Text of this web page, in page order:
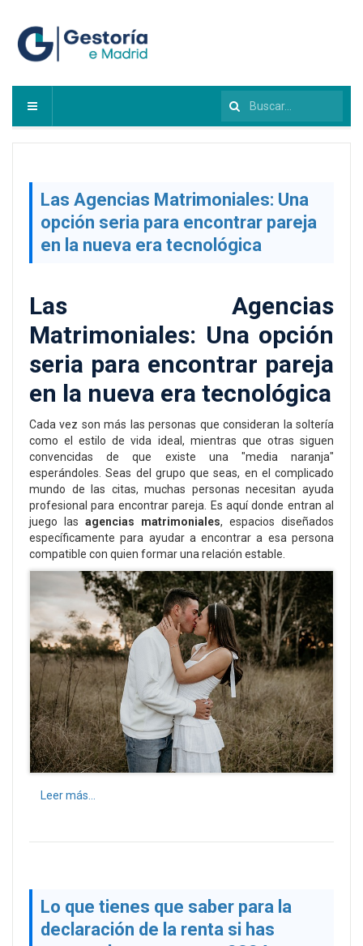
Buscar...
Las Agencias Matrimoniales: Una
opción seria para encontrar pareja
en la nueva era tecnológica
Las Agencias
Matrimoniales: Una opción
seria para encontrar pareja
en la nueva era tecnológica
Cada vez son más las personas que consideran la soltería
como el estilo de vida ideal, mientras que otras siguen
convencidas de que existe una "media naranja"
esperándoles. Seas del grupo que seas, en el complicado
mundo de las citas, muchas personas necesitan ayuda
profesional para encontrar pareja. Es aquí donde entran al
juego las agencias matrimoniales, espacios diseñados
específicamente para ayudar a encontrar a esa persona
compatible con quien formar una relación estable.
Leer más...
Lo que tienes que saber para la
declaración de la renta si has